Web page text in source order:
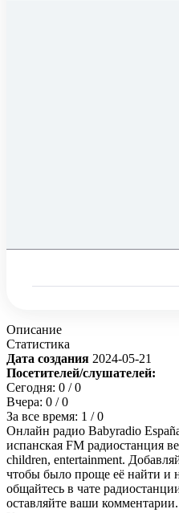
Описание
Статистика
Дата создания 2024-05-21
Посетителей/слушателей:
Сегодня: 0 / 0
Вчера: 0 / 0
За все время: 1 / 0
Онлайн радио Babyradio
испанская FM радиостанция
children, entertainment.
чтобы было проще её найти и
общайтесь в чате
оставляйте ваши комментарии.